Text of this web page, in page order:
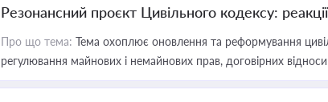
Резонансний проєкт Цивільного кодексу:
Про що тема: Тема охоплює оновлення та реформування
регулювання майнових і немайнових прав, договірних